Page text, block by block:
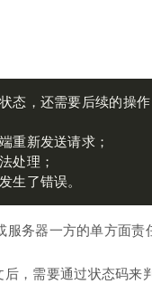
生了错误。
务器一方的单方面责
，需要通过状态码来